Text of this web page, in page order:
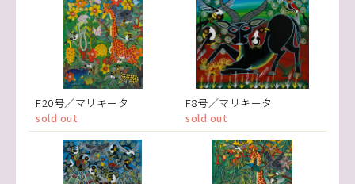
F20号／マリキータ
sold out
F8号／マリキータ
sold out